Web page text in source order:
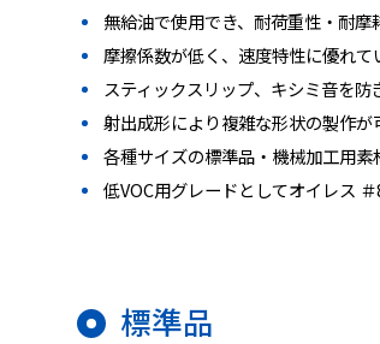
無給油で使用でき、耐荷重性・耐摩
摩擦係数が低く、速度特性に優れて
スティックスリップ、キシミ音を防
射出成形により複雑な形状の製作が
各種サイズの標準品・機械加工用素
低VOC用グレードとしてオイレス
標準品